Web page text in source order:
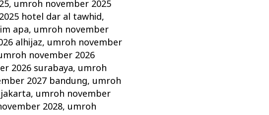
, umroh november 2025
hotel dar al tawhid,
apa, umroh november
alhijaz, umroh november
november 2026
2026 surabaya, umroh
2027 bandung, umroh
, umroh november
2028, umroh